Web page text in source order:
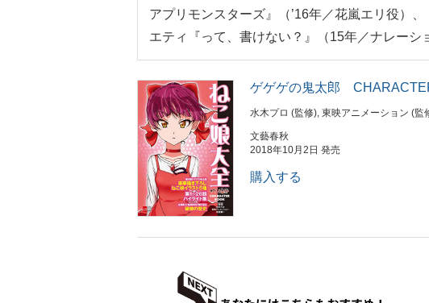
アプリモンスターズ』（’16年／花嵐エリ役）
エティ『って、書けない？』（15年／ナレーシ
ゲゲゲの鬼太郎
水木プロ (監修), 東映アニメーション (監
文藝春秋
2018年10月2日 発売
購入する